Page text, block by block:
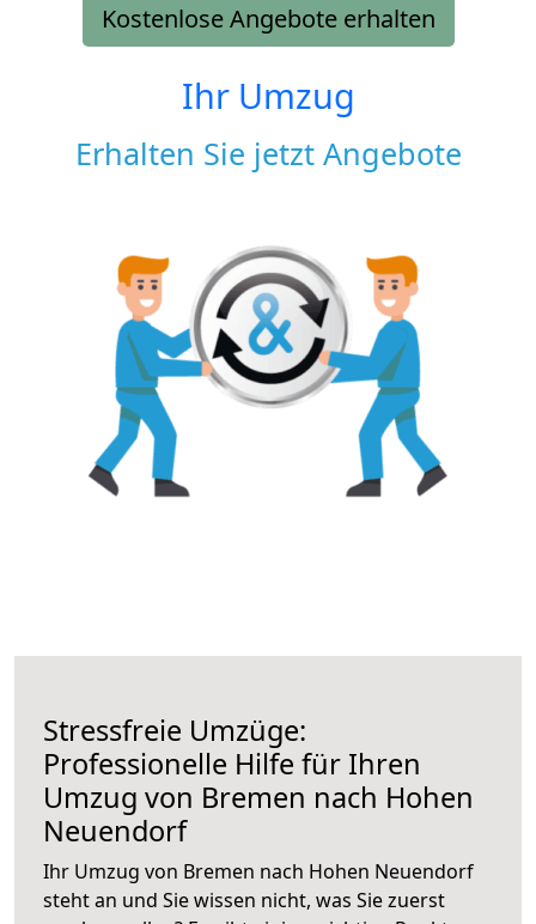
Kostenlose Angebote erhalten
Ihr Umzug
Erhalten Sie jetzt Angebote
Stressfreie Umzüge:
Professionelle Hilfe für Ihren
Umzug von Bremen nach Hohen
Neuendorf
Ihr Umzug von Bremen nach Hohen Neuendorf
steht an und Sie wissen nicht, was Sie zuerst